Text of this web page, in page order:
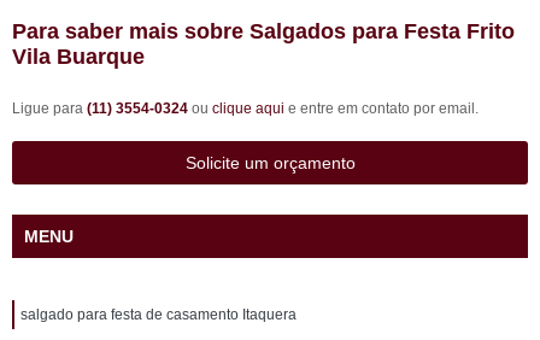
Para saber mais sobre Salgados para Festa Frito
Vila Buarque
Ligue para (11) 3554-0324 ou clique aqui e entre em contato por email.
Solicite um orçamento
MENU
salgado para festa de casamento Itaquera